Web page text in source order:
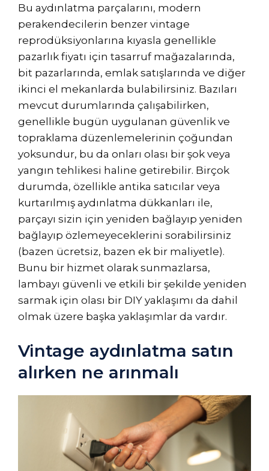
Bu aydınlatma parçalarını, modern
perakendecilerin benzer vintage
reprodüksiyonlarına kıyasla genellikle
pazarlık fiyatı için tasarruf mağazalarında,
bit pazarlarında, emlak satışlarında ve diğer
ikinci el mekanlarda bulabilirsiniz. Bazıları
mevcut durumlarında çalışabilirken,
genellikle bugün uygulanan güvenlik ve
topraklama düzenlemelerinin çoğundan
yoksundur, bu da onları olası bir şok veya
yangın tehlikesi haline getirebilir. Birçok
durumda, özellikle antika satıcılar veya
kurtarılmış aydınlatma dükkanları ile,
parçayı sizin için yeniden bağlayıp yeniden
bağlayıp özlemeyeceklerini sorabilirsiniz
(bazen ücretsiz, bazen ek bir maliyetle).
Bunu bir hizmet olarak sunmazlarsa,
lambayı güvenli ve etkili bir şekilde yeniden
sarmak için olası bir DIY yaklaşımı da dahil
olmak üzere başka yaklaşımlar da vardır.
Vintage aydınlatma satın
alırken ne arınmalı